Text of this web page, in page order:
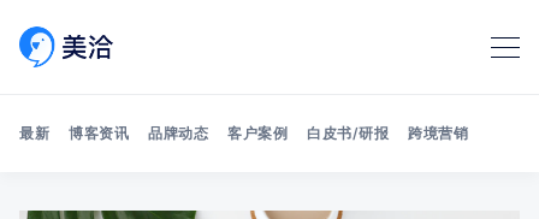
最新 博客资讯 品牌动态 客户案例 白皮书/研报 跨境营销